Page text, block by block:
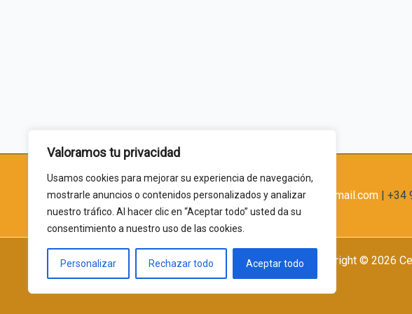
Valoramos tu privacidad
Usamos cookies para mejorar su experiencia de navegación,
mostrarle anuncios o contenidos personalizados y analizar
nuestro tráfico. Al hacer clic en “Aceptar todo” usted da su
consentimiento a nuestro uso de las cookies.
Personalizar Rechazar todo Aceptar todo
jlchaos@gmail.com | +34
Copyright © 2026